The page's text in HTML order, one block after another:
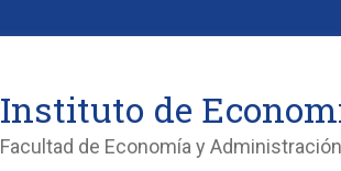
Instituto de
Facultad de Economía y